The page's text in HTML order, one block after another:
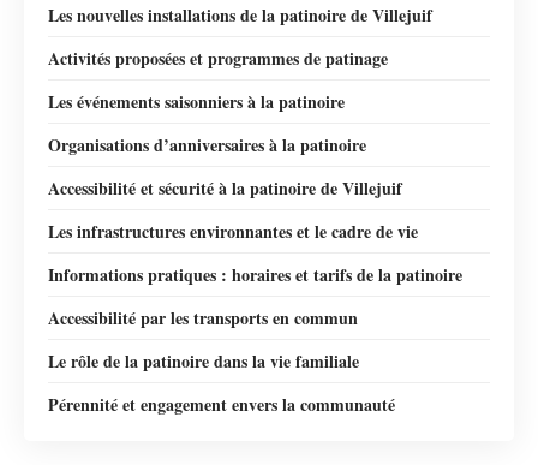
Les nouvelles installations de la patinoire de Villejuif
Activités proposées et programmes de patinage
Les événements saisonniers à la patinoire
Organisations d’anniversaires à la patinoire
Accessibilité et sécurité à la patinoire de Villejuif
Les infrastructures environnantes et le cadre de vie
Informations pratiques : horaires et tarifs de la patinoire
Accessibilité par les transports en commun
Le rôle de la patinoire dans la vie familiale
Pérennité et engagement envers la communauté